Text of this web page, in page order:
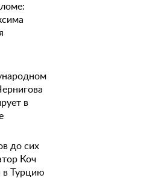
в
до сих
Коч
в Турцию